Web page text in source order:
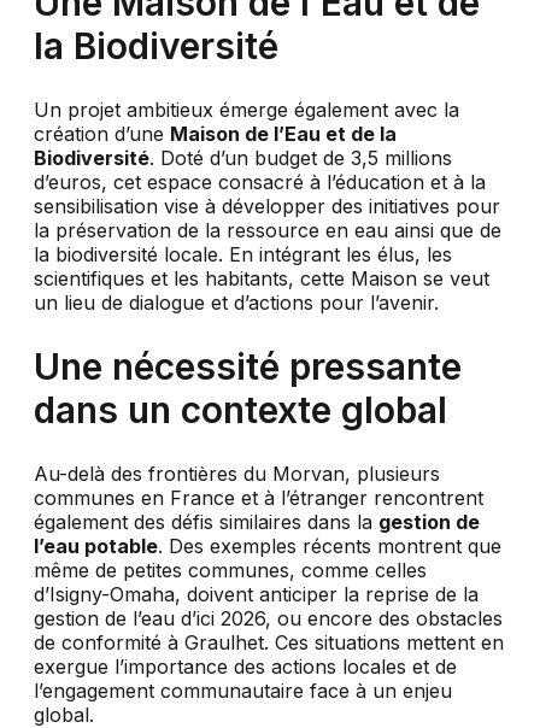
la Biodiversité
Un projet ambitieux émerge également avec la
création d’une Maison de l’Eau et de la
Biodiversité. Doté d’un budget de 3,5 millions
d’euros, cet espace consacré à l’éducation et à la
sensibilisation vise à développer des initiatives pour
la préservation de la ressource en eau ainsi que de
la biodiversité locale. En intégrant les élus, les
scientifiques et les habitants, cette Maison se veut
un lieu de dialogue et d’actions pour l’avenir.
Une nécessité pressante
dans un contexte global
Au-delà des frontières du Morvan, plusieurs
communes en France et à l’étranger rencontrent
également des défis similaires dans la gestion de
l’eau potable. Des exemples récents montrent que
même de petites communes, comme celles
d’Isigny-Omaha, doivent anticiper la reprise de la
gestion de l’eau d’ici 2026, ou encore des obstacles
de conformité à Graulhet. Ces situations mettent en
exergue l’importance des actions locales et de
l’engagement communautaire face à un enjeu
global.